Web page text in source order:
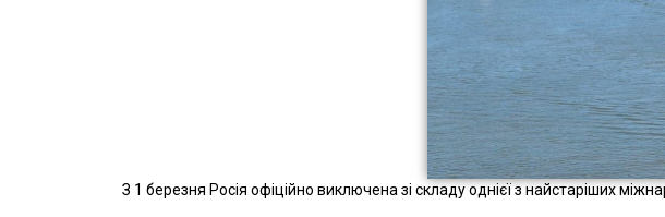
З 1 березня Росія офіційно виключена зі складу однієї з найстаріших